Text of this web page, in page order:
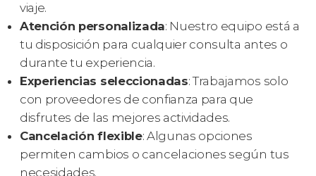
viaje.
Atención personalizada: Nuestro equipo está a
tu disposición para cualquier consulta antes o
durante tu experiencia.
Experiencias seleccionadas: Trabajamos solo
con proveedores de confianza para que
disfrutes de las mejores actividades.
Cancelación flexible: Algunas opciones
permiten cambios o cancelaciones según tus
necesidades.